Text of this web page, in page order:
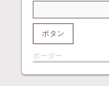
ボタン
ボーダー